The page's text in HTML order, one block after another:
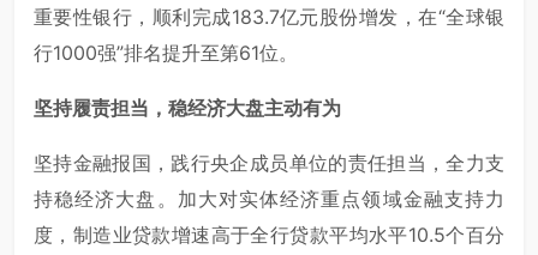
重要性银行，顺利完成183.7亿元股份增发，在“全球银
行1000强”排名提升至第61位。
坚持履责担当，稳经济大盘主动有为
坚持金融报国，践行央企成员单位的责任担当，全力支
持稳经济大盘。加大对实体经济重点领域金融支持力
度，制造业贷款增速高于全行贷款平均水平10.5个百分